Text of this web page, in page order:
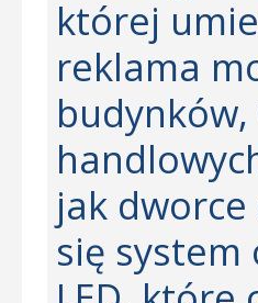
której
reklama
jak
się